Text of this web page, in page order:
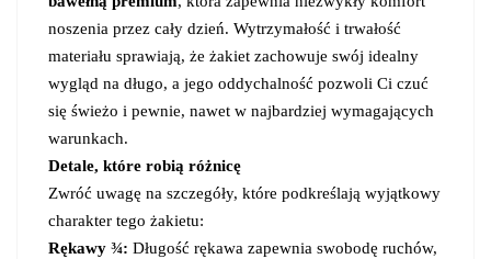
noszenia przez cały dzień. Wytrzymałość i trwałość
materiału sprawiają, że żakiet zachowuje swój idealny
wygląd na długo, a jego oddychalność pozwoli Ci czuć
się świeżo i pewnie, nawet w najbardziej wymagających
warunkach.
Detale, które robią różnicę
Zwróć uwagę na szczegóły, które podkreślają wyjątkowy
charakter tego żakietu:
Rękawy ¾: Długość rękawa zapewnia swobodę ruchów,